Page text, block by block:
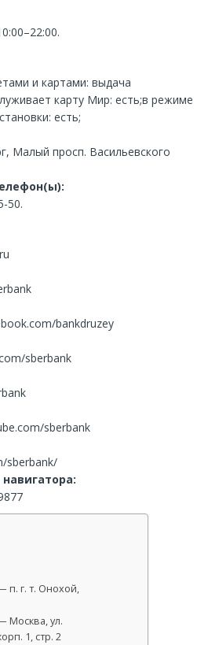
и картами: выдача
карту Мир: есть;в режиме
есть;
Малый просп. Васильевского
50.
bankdruzey
sberbank
sberbank
sberbank/
п. г. т. Онохой,
Москва, ул.
1, стр. 2